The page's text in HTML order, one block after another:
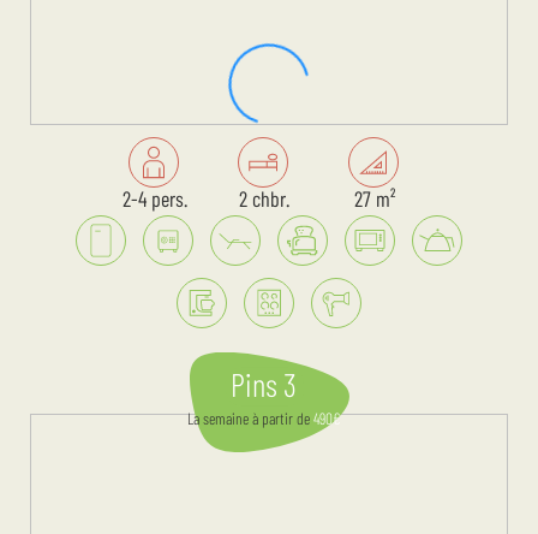
2-4 pers. 2 chbr. 27 m²
Pins 3
La semaineà partir de490€